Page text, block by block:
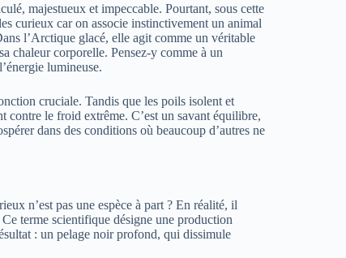
majestueux et impeccable. Pourtant, sous cette
curieux car on associe instinctivement un animal
l’Arctique glacé, elle agit comme un véritable
chaleur corporelle. Pensez-y comme à un
lumineuse.
cruciale. Tandis que les poils isolent et
contre le froid extrême. C’est un savant équilibre,
dans des conditions où beaucoup d’autres ne
n’est pas une espèce à part ? En réalité, il
Ce terme scientifique désigne une production
: un pelage noir profond, qui dissimule